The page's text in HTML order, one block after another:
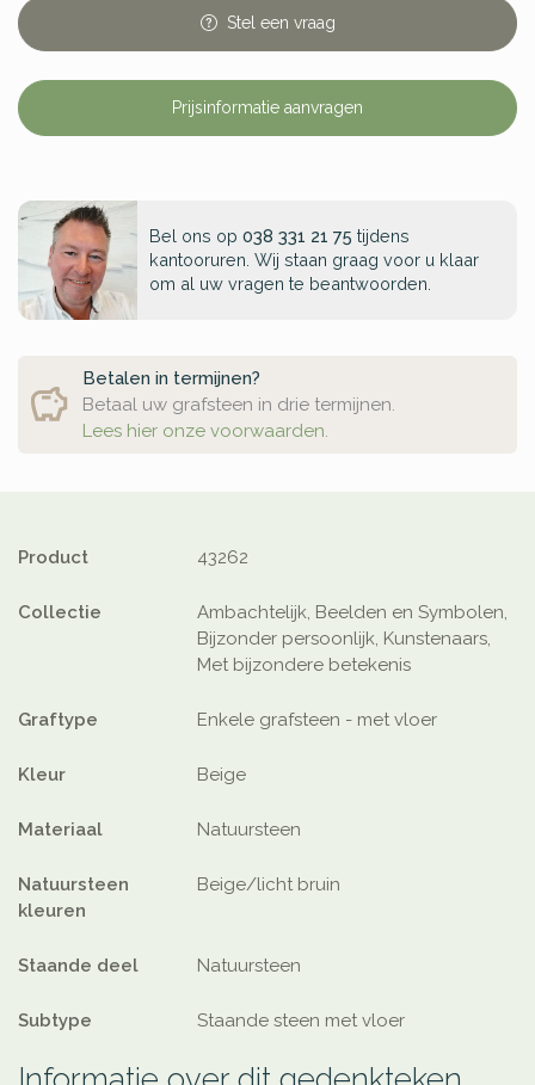
Stel een vraag
Prijsinformatie aanvragen
Bel ons op 038 331 21 75 tijdens
kantooruren. Wij staan graag voor u klaar
om al uw vragen te beantwoorden.
Betalen in termijnen?
Betaal uw grafsteen in drie termijnen.
Lees hier onze voorwaarden.
Product 43262
Collectie
Ambachtelijk, Beelden en Symbolen,
Bijzonder persoonlijk, Kunstenaars,
Met bijzondere betekenis
Graftype Enkele grafsteen - met vloer
Kleur Beige
Materiaal Natuursteen
Natuursteen
kleuren
Beige/licht bruin
Staande deel Natuursteen
Subtype Staande steen met vloer